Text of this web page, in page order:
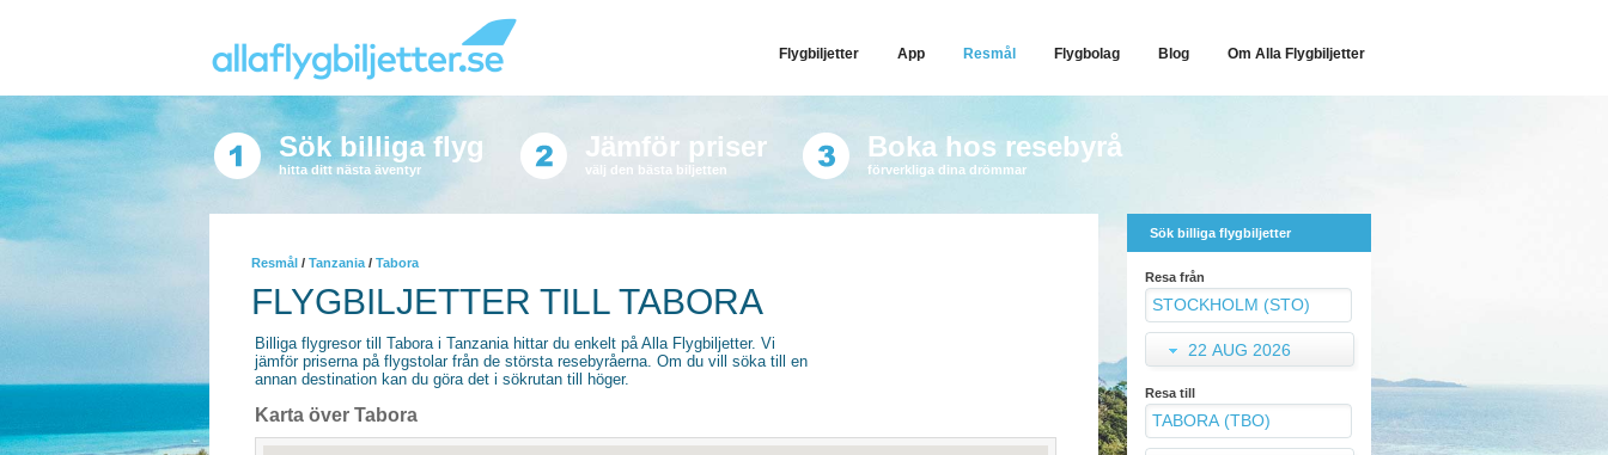
Flygbiljetter App Resmål Flygbolag Blog Om Alla Flygbiljetter
Sök billiga flyg
hitta ditt nästa äventyr
Jämför priser
välj den bästa biljetten
Boka hos resebyrå
förverkliga dina drömmar
Resmål / Tanzania / Tabora
FLYGBILJETTER TILL TABORA
Billiga flygresor till Tabora i Tanzania hittar du enkelt på Alla Flygbiljetter. Vi
jämför priserna på flygstolar från de största resebyråerna. Om du vill söka till en
annan destination kan du göra det i sökrutan till höger.
Karta över Tabora
Sök billiga flygbiljetter
Resa från
22 AUG 2026
Resa till